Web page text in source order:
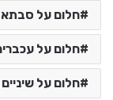
חלום על
חלום על
חלום על